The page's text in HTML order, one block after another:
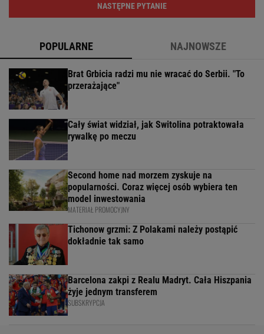
NASTĘPNE PYTANIE
POPULARNE NAJNOWSZE
Brat Grbicia radzi mu nie wracać do Serbii. "To
przerażające"
Cały świat widział, jak Switolina potraktowała
rywalkę po meczu
Second home nad morzem zyskuje na
popularności. Coraz więcej osób wybiera ten
model inwestowania
MATERIAŁ PROMOCYJNY
Tichonow grzmi: Z Polakami należy postąpić
dokładnie tak samo
Barcelona zakpi z Realu Madryt. Cała Hiszpania
żyje jednym transferem
SUBSKRYPCJA